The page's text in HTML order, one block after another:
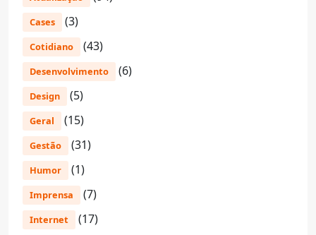
Cases (3)
Cotidiano (43)
Desenvolvimento (6)
Design (5)
Geral (15)
Gestão (31)
Humor (1)
Imprensa (7)
Internet (17)